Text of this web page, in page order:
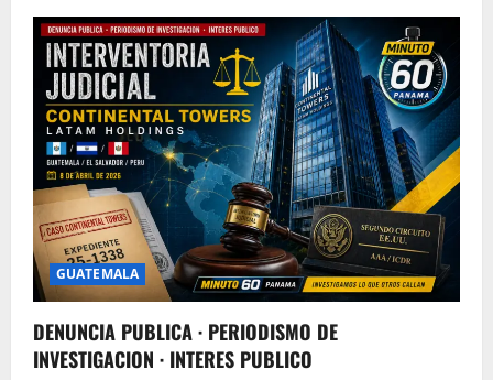
GUATEMALA
DENUNCIA PUBLICA · PERIODISMO DE
INVESTIGACION · INTERES PUBLICO